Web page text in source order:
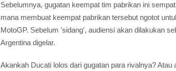
Sebelumnya, gugatan keempat tim pabrikan ini
mana membuat keempat pabrikan tersebut ngotot
MotoGP. Sebelum 'sidang', audiensi akan dilakukan
Argentina digelar.
Akankah Ducati lolos dari gugatan para rivalnya?